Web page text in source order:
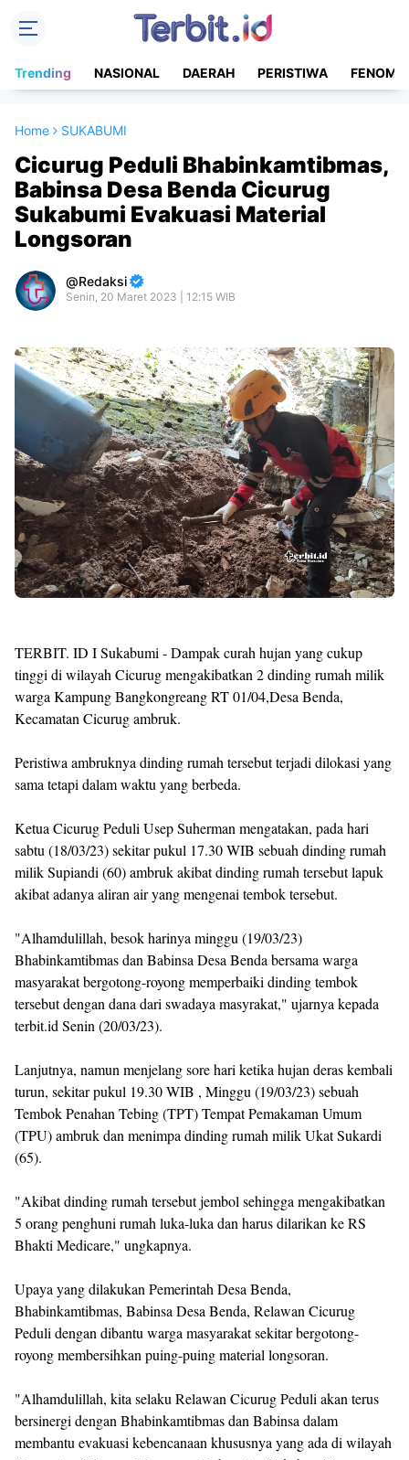
Trending NASIONAL DAERAH PERISTIWA
Home SUKABUMI
Cicurug Peduli Bhabinkamtibmas,
Babinsa Desa Benda Cicurug
Sukabumi Evakuasi Material
Longsoran
Redaksi
Senin, 20 Maret 2023 | 12:15 WIB
TERBIT. ID I Sukabumi - Dampak curah hujan yang cukup
tinggi di wilayah Cicurug mengakibatkan 2 dinding rumah milik
warga Kampung Bangkongreang RT 01/04,Desa Benda,
Kecamatan Cicurug ambruk.
Peristiwa ambruknya dinding rumah tersebut terjadi dilokasi yang
sama tetapi dalam waktu yang berbeda.
Ketua Cicurug Peduli Usep Suherman mengatakan, pada hari
sabtu (18/03/23) sekitar pukul 17.30 WIB sebuah dinding rumah
milik Supiandi (60) ambruk akibat dinding rumah tersebut lapuk
akibat adanya aliran air yang mengenai tembok tersebut.
"Alhamdulillah, besok harinya minggu (19/03/23)
Bhabinkamtibmas dan Babinsa Desa Benda bersama warga
masyarakat bergotong-royong memperbaiki dinding tembok
tersebut dengan dana dari swadaya masyrakat," ujarnya kepada
terbit.id Senin (20/03/23).
Lanjutnya, namun menjelang sore hari ketika hujan deras kembali
turun, sekitar pukul 19.30 WIB , Minggu (19/03/23) sebuah
Tembok Penahan Tebing (TPT) Tempat Pemakaman Umum
(TPU) ambruk dan menimpa dinding rumah milik Ukat Sukardi
(65).
"Akibat dinding rumah tersebut jembol sehingga mengakibatkan
5 orang penghuni rumah luka-luka dan harus dilarikan ke RS
Bhakti Medicare," ungkapnya.
Upaya yang dilakukan Pemerintah Desa Benda,
Bhabinkamtibmas, Babinsa Desa Benda, Relawan Cicurug
Peduli dengan dibantu warga masyarakat sekitar bergotong-
royong membersihkan puing-puing material longsoran.
"Alhamdulillah, kita selaku Relawan Cicurug Peduli akan terus
bersinergi dengan Bhabinkamtibmas dan Babinsa dalam
membantu evakuasi kebencanaan khususnya yang ada di wilayah